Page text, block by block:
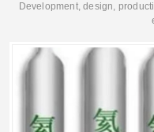
Development, design,